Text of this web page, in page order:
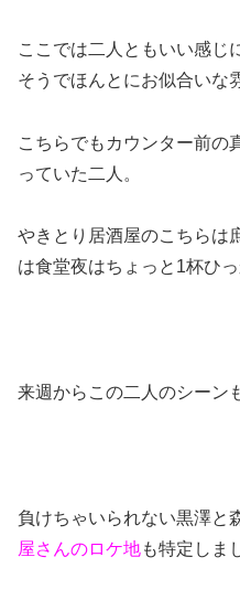
ここでは二人ともいい感じ
そうでほんとにお似合いな
こちらでもカウンター前の
っていた二人。
やきとり居酒屋のこちらは
は食堂夜はちょっと1杯ひ
来週からこの二人のシーン
負けちゃいられない黒澤と
屋さんのロケ地も特定しま